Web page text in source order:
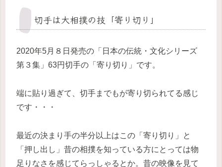
切手は大相撲の技「寄り切り」
2020年5月８日発売の「日本の伝統・文化シリーズ
第３集」63円切手の「寄り切り」です。
端に貼り過ぎて、切手までもが寄り切られてる感じ
です・・・
最近の決まり手の半分以上はこの「寄り切り」と
「押し出し」昔の相撲を知っている方にとっては物
足りなさを感じてらっしゃるとか。昔の映像を見て